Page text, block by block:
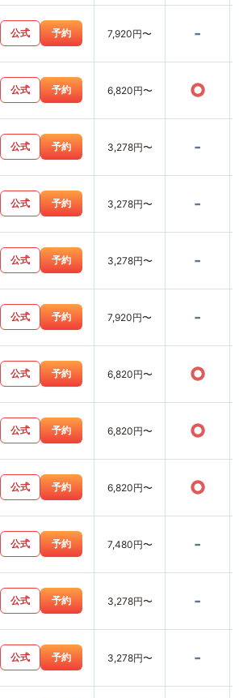
公式 予約 7,920円〜 -
公式 予約 6,820円〜 ○
公式 予約 3,278円〜 -
公式 予約 3,278円〜 -
公式 予約 3,278円〜 -
公式 予約 7,920円〜 -
公式 予約 6,820円〜 ○
公式 予約 6,820円〜 ○
公式 予約 6,820円〜 ○
公式 予約 7,480円〜 -
公式 予約 3,278円〜 -
公式 予約 3,278円〜 -